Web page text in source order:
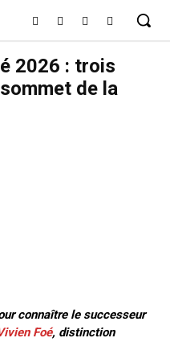
2026 : trois
de la
connaître le successeur
Foé, distinction